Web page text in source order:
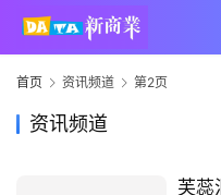
首页 资讯频道 第2页
资讯频道
芙蕊